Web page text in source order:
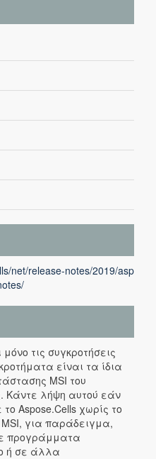
net/release-notes/2019/asp
τις συγκροτήσεις
είναι τα ίδια
MSI του
Κάντε λήψη αυτού εάν
Aspose.Cells χωρίς το
για παράδειγμα,
προγράμματα
ή σε άλλα